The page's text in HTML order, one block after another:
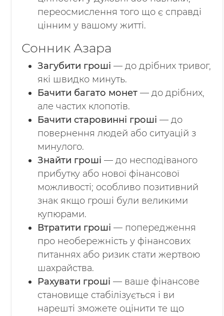
переосмислення того що є справді
цінним у вашому житті.
Сонник Азара
Загубити гроші — до дрібних тривог,
які швидко минуть.
Бачити багато монет — до дрібних,
але частих клопотів.
Бачити старовинні гроші — до
повернення людей або ситуацій з
минулого.
Знайти гроші — до несподіваного
прибутку або нової фінансової
можливості; особливо позитивний
знак якщо гроші були великими
купюрами.
Втратити гроші — попередження
про необережність у фінансових
питаннях або ризик стати жертвою
шахрайства.
Рахувати гроші — ваше фінансове
становище стабілізується і ви
нарешті зможете оцінити те що